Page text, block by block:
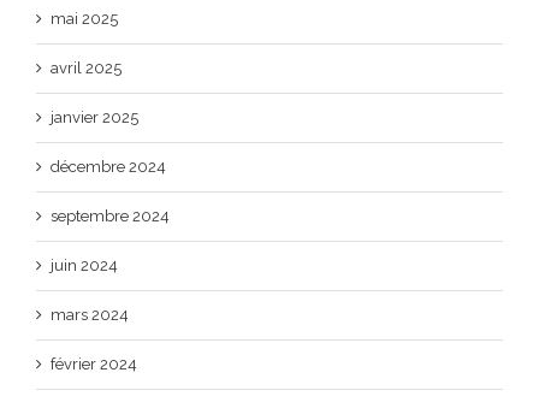
mai 2025
avril 2025
janvier 2025
décembre 2024
septembre 2024
juin 2024
mars 2024
février 2024